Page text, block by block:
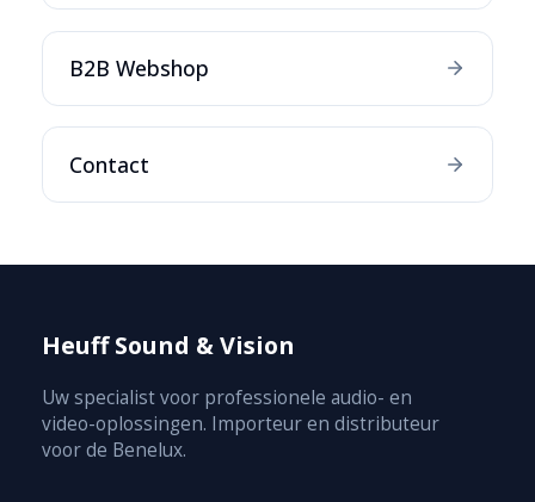
B2B Webshop
Contact
Heuff Sound & Vision
Uw specialist voor professionele audio- en
video-oplossingen. Importeur en distributeur
voor de Benelux.